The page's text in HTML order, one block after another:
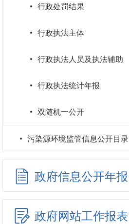
行政处罚结果
行政执法主体
行政执法人员及执法辅助
行政执法统计年报
双随机一公开
污染源环境监管信息公开目录
政府信息公开年报
政府网站工作报表